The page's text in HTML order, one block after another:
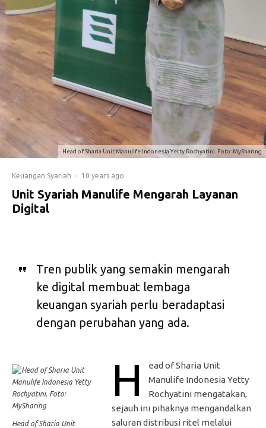
Head of Sharia Unit Manulife Indonesia Yetty Rochyatini. Foto: MySharing
Keuangan Syariah · 10 years ago
Unit Syariah Manulife Mengarah Layanan
Digital
Tren publik yang semakin mengarah
ke digital membuat lembaga
keuangan syariah perlu beradaptasi
dengan perubahan yang ada.
Head of Sharia Unit
H
ead of Sharia Unit
Manulife Indonesia Yetty
Rochyatini mengatakan,
sejauh ini pihaknya mengandalkan
saluran distribusi ritel melalui